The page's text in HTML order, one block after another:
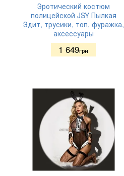
Эротический костюм
полицейской JSY Пылкая
Эдит, трусики, топ, фуражка,
аксессуары
1 649грн